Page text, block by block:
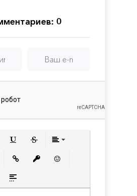
Body
0
скрытого текста
Вставка цитаты
Вставка спойлера